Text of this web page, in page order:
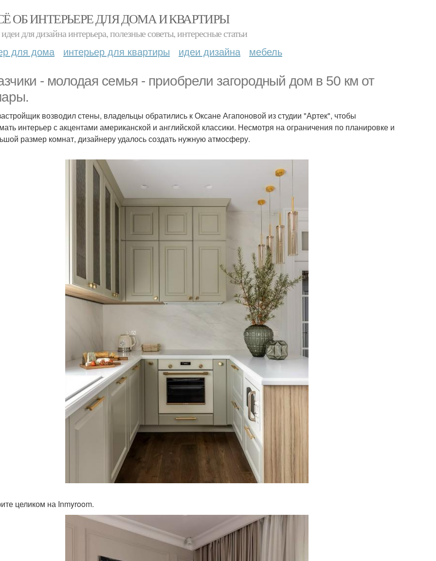
ОБ ИНТЕРЬЕРЕ ДЛЯ ДОМА И КВАРТИРЫ
для дизайна интерьера, полезные советы, интересные статьи
для дома интерьер для квартиры идеи дизайна мебель
- молодая семья - приобрели загородный дом в 50 км от
возводил стены, владельцы обратились к Оксане Агапоновой из студии "Артек", чтобы
интерьер с акцентами американской и английской классики. Несмотря на ограничения по планировке и
размер комнат, дизайнеру удалось создать нужную атмосферу.
целиком на Inmyroom.